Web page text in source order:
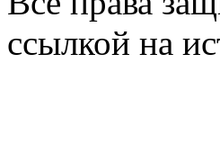
ссылкой на